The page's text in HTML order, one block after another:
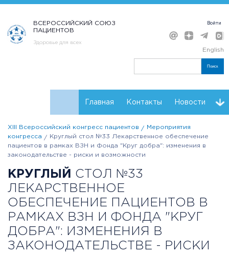
ВСЕРОССИЙСКИЙ СОЮЗ
ПАЦИЕНТОВ
Здоровье для всех
Войти
English
Поиск
Главная Контакты Новости
Расписание Регистрация Мнения Резолюции
Партнеры Конгресса
XIII Всероссийский конгресс пациентов
Мероприятия
конгресса
Круглый стол №33 Лекарственное обеспечение
пациентов в рамках ВЗН и Фонда "Круг добра": изменения в
законодательстве - риски и возможности
КРУГЛЫЙ
СТОЛ №33
ЛЕКАРСТВЕННОЕ
ОБЕСПЕЧЕНИЕ ПАЦИЕНТОВ В
РАМКАХ ВЗН И ФОНДА "КРУГ
ДОБРА": ИЗМЕНЕНИЯ В
ЗАКОНОДАТЕЛЬСТВЕ - РИСКИ